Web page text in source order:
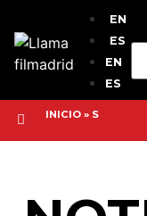
EN
ES
EN
ES
INICIO » S